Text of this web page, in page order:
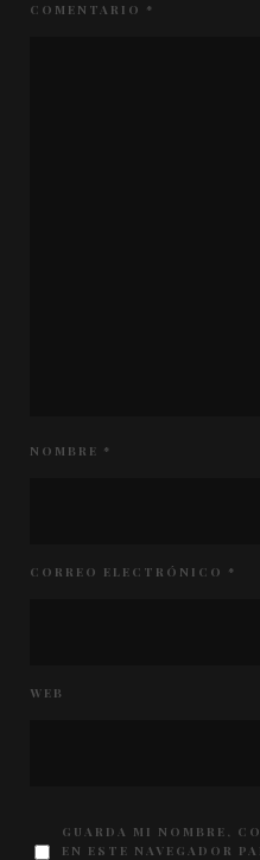
COMENTARIO *
NOMBRE *
CORREO ELECTRÓNICO *
WEB
GUARDA MI NOMBRE,
EN ESTE NAVEGADOR